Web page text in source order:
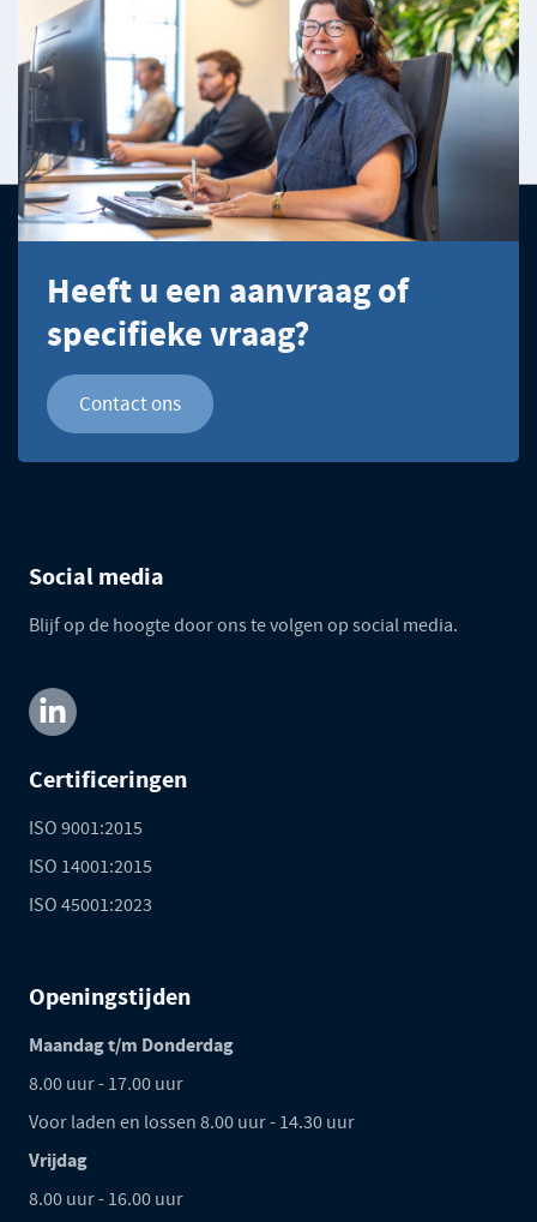
Heeft u een aanvraag of
specifieke vraag?
Contact ons
Social media
Blijf op de hoogte door ons te volgen op social media.
Certificeringen
ISO 9001:2015
ISO 14001:2015
ISO 45001:2023
Openingstijden
Maandag t/m Donderdag
8.00 uur - 17.00 uur
Voor laden en lossen 8.00 uur - 14.30 uur
Vrijdag
8.00 uur - 16.00 uur